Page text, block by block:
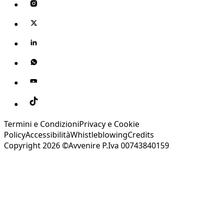
Termini e CondizioniPrivacy e Cookie
PolicyAccessibilitàWhistleblowingCredits
Copyright 2026 ©Avvenire P.Iva 00743840159